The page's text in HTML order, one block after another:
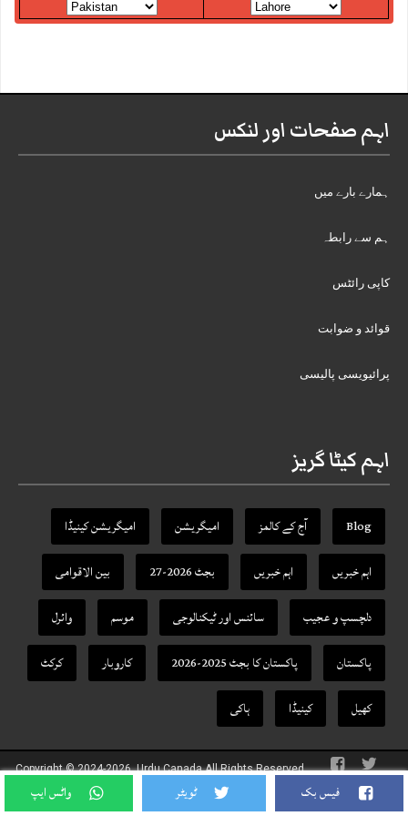
فیس بک ٹویٹر واٹس ایپ
اہم صفحات اور لنکس
ہمارے بارے میں
ہم سے رابطہ
کاپی رائٹس
قوائد و ضوابت
پرائیویسی پالیسی
اہم کیٹا گریز
Blog آج کے کالمز امیگریشن
امیگریشن کینیڈا
اہم خبریں
اہم خبریں بجٹ 2026-27
بین الاقوامی
دلچسپ و عجیب
سائنس اور ٹیکنالوجی موسم
وائرل
پاکستان
پاکستان کا بجٹ 2025-2026 کاروبار
کرکٹ
کھیل
کینیڈا ہاکی
Copyright © 2024-2026, Urdu Canada All Rights Reserved.
Theme Designed By
URDU CANADA